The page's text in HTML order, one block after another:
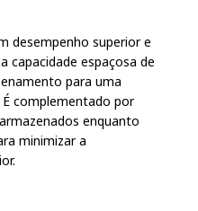
desempenho superior e
capacidade espaçosa de
para uma
complementado por
enquanto
minimizar a